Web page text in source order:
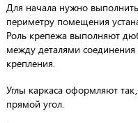
Для начала нужно
периметру помещения
Роль крепежа выполняют
между деталями
крепления.
Углы каркаса оформляют
прямой угол.